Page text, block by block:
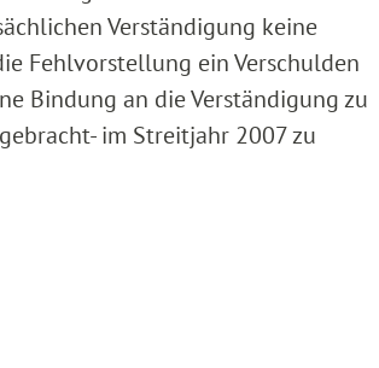
Verständigung keine
Fehlvorstellung ein Verschulden
Bindung an die Verständigung zu
im Streitjahr 2007 zu